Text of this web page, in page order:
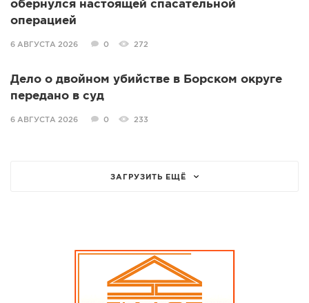
обернулся настоящей спасательной
операцией
6 АВГУСТА 2026 0 272
Дело о двойном убийстве в Борском округе
передано в суд
6 АВГУСТА 2026 0 233
ЗАГРУЗИТЬ ЕЩЁ